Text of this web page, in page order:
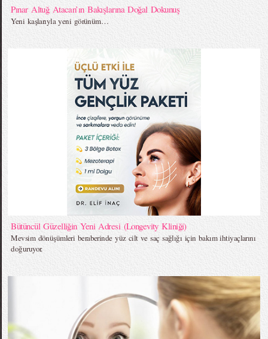
Pınar Altuğ Atacan’ın Bakışlarına Doğal Dokunuş
Yeni kaşlarıyla yeni görünüm…
Bütüncül Güzelliğin Yeni Adresi (Longevity Kliniği)
Mevsim dönüşümleri beraberinde yüz cilt ve saç sağlığı için bakım ihtiyaçlarını
doğuruyor.